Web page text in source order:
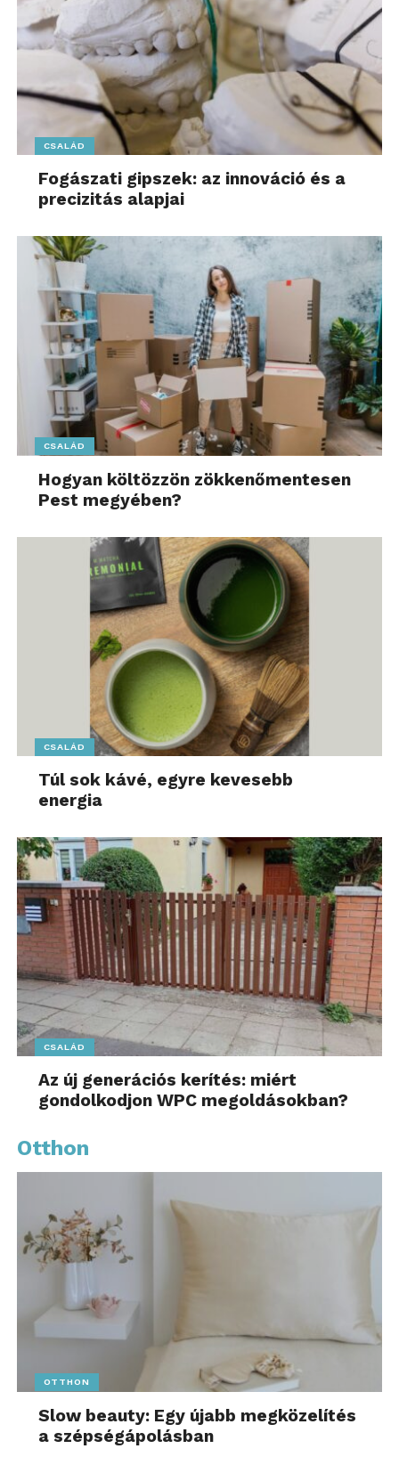
CSALÁD
Fogászati gipszek: az innováció és a
precizitás alapjai
CSALÁD
Hogyan költözzön zökkenőmentesen
Pest megyében?
CSALÁD
Túl sok kávé, egyre kevesebb
energia
CSALÁD
Az új generációs kerítés: miért
gondolkodjon WPC megoldásokban?
Otthon
OTTHON
Slow beauty: Egy újabb megközelítés
a szépségápolásban